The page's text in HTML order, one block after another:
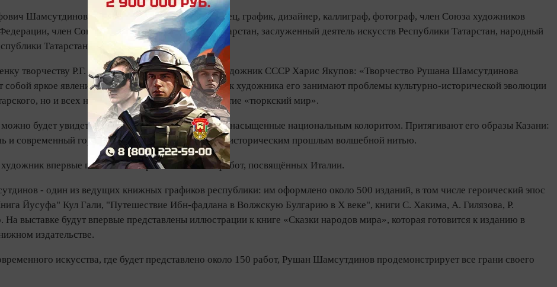
Шамсутдинов - известный казанский живописец, график, дизайнер, каллиграф, фотограф, член Союза художников
член Союза художников Республики Татарстан, заслуженный деятель искусств Республики Татарстан, народный
Татарстан.
творчеству Р.Г. Шамсутдинова дал народный художник СССР Харис Якупов: «Творчество Рушана Шамсутдинова
собой яркое явление в отечественной культуре... Как художника его занимают проблемы культурно-исторической эволюции
но и всех народов, входящих в общее понятие «тюркский мир».
можно будет увидеть произведения Шамсутдинова, насыщенные национальным колоритом. Притягивают его образы Казани:
и современный город, как бы связанный со своим историческим прошлым волшебной нитью.
впервые показывает серию пастельных работ, посвящённых Италии.
- один из ведущих книжных графиков республики: им оформлено около 500 изданий, в том числе героический эпос
Йусуфа" Кул Гали, "Путешествие Ибн-фадлана в Волжскую Булгарию в X веке", книги С. Хакима, А. Гилязова, Р.
На выставке будут впервые представлены иллюстрации к книге «Сказки народов мира», которая готовится к изданию в
издательстве.
искусства, где будет представлено около 150 работ, Рушан Шамсутдинов продемонстрирует все грани своего